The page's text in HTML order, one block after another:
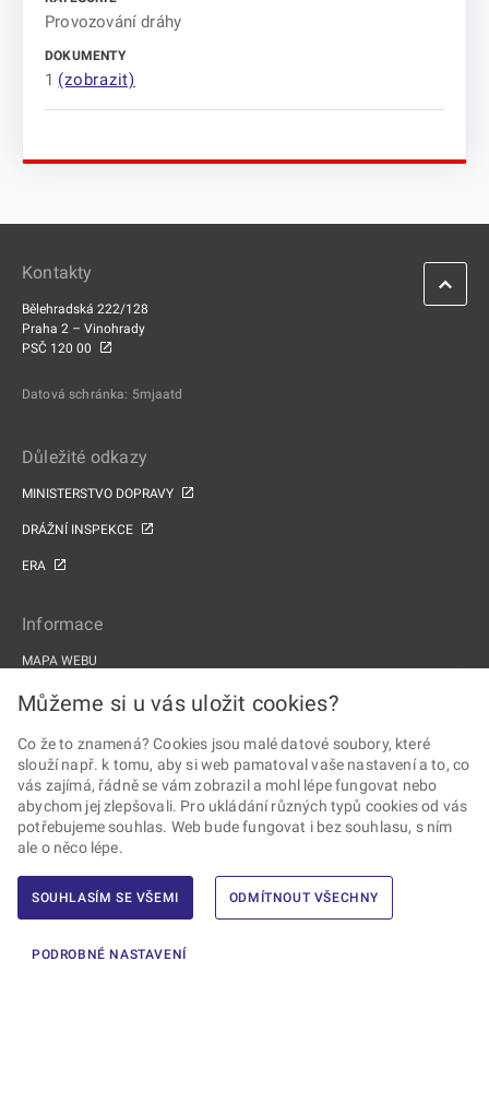
Provozování dráhy
1 (zobrazit)
Kontakty
Bělehradská 222/128
Praha 2 – Vinohrady
PSČ 120 00
Datová schránka: 5mjaatd
Důležité odkazy
MINISTERSTVO DOPRAVY
DRÁŽNÍ INSPEKCE
ERA
Informace
MAPA WEBU
PROHLÁŠENÍ O PŘÍSTUPNOSTI
PROJEKTY EU
Sledujte Drážní úřad
s.r.o.
Můžeme si u vás uložit cookies?
Co že to znamená? Cookies jsou malé datové soubory, které
slouží např. k tomu, aby si web pamatoval vaše nastavení a to, co
vás zajímá, řádně se vám zobrazil a mohl lépe fungovat nebo
abychom jej zlepšovali. Pro ukládání různých typů cookies od vás
potřebujeme souhlas. Web bude fungovat i bez souhlasu, s ním
ale o něco lépe.
SOUHLASÍM SE VŠEMI ODMÍTNOUT VŠECHNY
PODROBNÉ NASTAVENÍ